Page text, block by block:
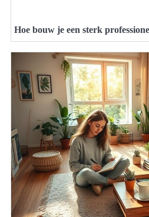
Hoe bouw je een sterk